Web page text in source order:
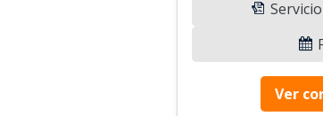
Servicio
Ver